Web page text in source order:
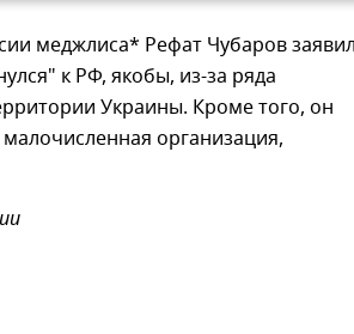
меджлиса* Рефат Чубаров
к РФ, якобы, из-за ряда
Украины. Кроме того, он
организация,